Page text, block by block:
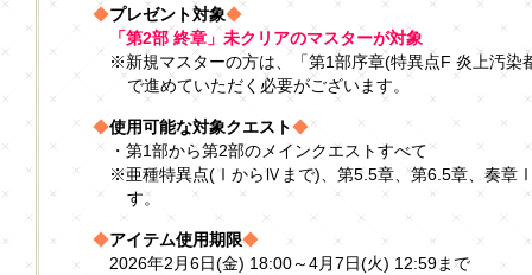
◆プレゼント対象◆
「第2部 終章」未クリアのマスターが対象
※新規マスターの方は、「第1部序章(特異点F 炎上汚染
で進めていただく必要がございます。
◆使用可能な対象クエスト◆
・第1部から第2部のメインクエストすべて
※亜種特異点(ⅠからⅣまで)、第5.5章、第6.5章、奏章
す。
◆アイテム使用期限◆
2026年2月6日(金) 18:00～4月7日(火) 12:59まで